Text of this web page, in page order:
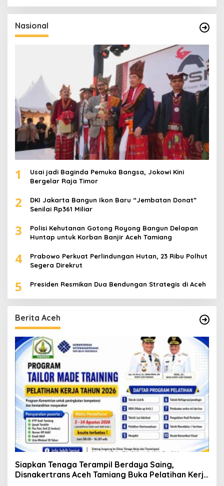
i
u
n
t
Nasional
1
Usai jadi Baginda Pemuka Bangsa, Jokowi Kini
Bergelar Raja Timor
2
DKI Jakarta Bangun Ikon Baru “Jembatan Donat”
Senilai Rp361 Miliar
3
Polisi Kehutanan Gotong Royong Bangun Delapan
Huntap untuk Korban Banjir Aceh Tamiang
4
Prabowo Perkuat Perlindungan Hutan, 23 Ribu Polhut
Segera Direkrut
5 Presiden Resmikan Dua Bendungan Strategis di Aceh
Berita Aceh
Siapkan Tenaga Terampil Berdaya Saing,
Disnakertrans Aceh Tamiang Buka Pelatihan Kerja